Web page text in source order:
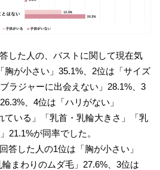
した人の、バストに関して現在気
胸が小さい」35.1%、2位は「サイズ
ラジャーに出会えない」28.1%、3
、4位は「ハリがない」
ている」「乳首・乳輪大きさ」「乳
21.1%が同率でした。
答した人の1位は「胸が小さい」
まわりのムダ毛」27.6%、3位は